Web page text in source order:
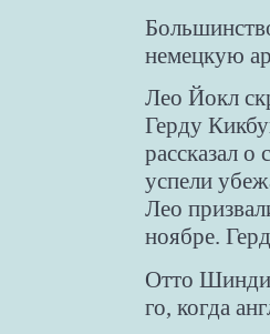
немецкую
Лео Йокл
Герду
рассказал о
успели
Лео
ноябре.
Отто
го, когда